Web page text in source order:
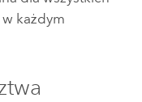
każdym